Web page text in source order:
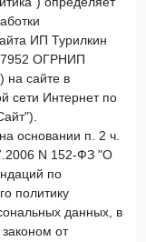
ИП Турилкин
ОГРНИП
на сайте в
сети Интернет по
основании п. 2 ч.
N 152-ФЗ "О
по
политику
данных, в
от